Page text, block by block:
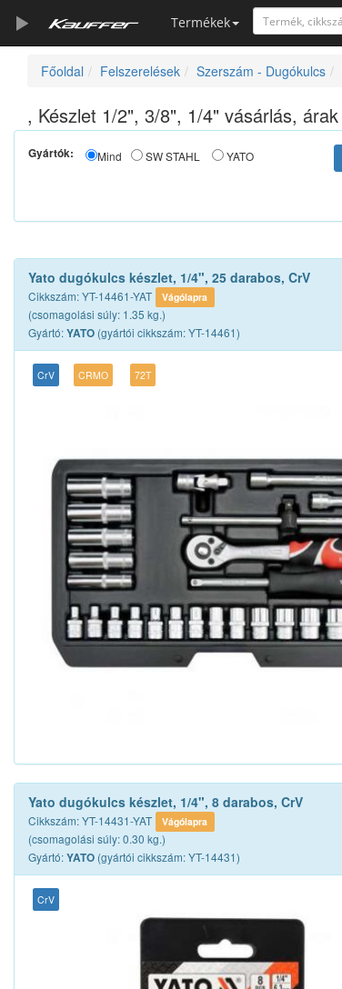
Termékek
Szerszámkatalógus
Kosár
Főoldal Felszerelések Szerszám - Dugókulcs
, Készlet 1/2", 3/8", 1/4" vásárlás, árak
Gyártók: Mind SW STAHL YATO
Yato dugókulcs készlet, 1/4", 25 darabos, CrV
Cikkszám: YT-14461-YAT Vágólapra
(csomagolási súly: 1.35 kg.)
Gyártó:YATO (gyártói cikkszám: YT-14461)
CrV CRMO 72T
Yato dugókulcs készlet, 1/4", 8 darabos, CrV
Cikkszám: YT-14431-YAT Vágólapra
(csomagolási súly: 0.30 kg.)
Gyártó:YATO (gyártói cikkszám: YT-14431)
CrV